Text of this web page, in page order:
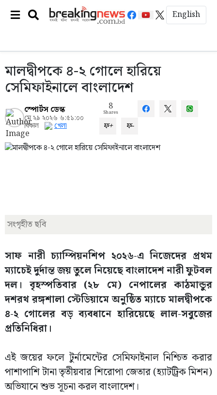
English
মালদ্বীপকে ৪-২ গোলে হারিয়ে
সেমিফাইনালে বাংলাদেশ
স্পোর্টস ডেস্ক
মে ২৯ ২০২৬ ৬:৫১:০০
বিকাল খেলা
8
Shares
ফ+ ফ-
সংগৃহীত ছবি
সাফ নারী চ্যাম্পিয়নশিপ ২০২৬-এ নিজেদের প্রথম
ম্যাচেই দুর্দান্ত জয় তুলে নিয়েছে বাংলাদেশ নারী ফুটবল
দল। বৃহস্পতিবার (২৮ মে) নেপালের কাঠমান্ডুর
দশরথ রঙ্গশালা স্টেডিয়ামে অনুষ্ঠিত ম্যাচে মালদ্বীপকে
৪-২ গোলের বড় ব্যবধানে হারিয়েছে লাল-সবুজের
প্রতিনিধিরা।
এই জয়ের ফলে টুর্নামেন্টের সেমিফাইনাল নিশ্চিত করার
পাশাপাশি টানা তৃতীয়বার শিরোপা জেতার (হ্যাটট্রিক মিশন)
অভিযানে শুভ সূচনা করল বাংলাদেশ।